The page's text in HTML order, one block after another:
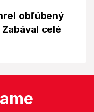
obľúbený
celé